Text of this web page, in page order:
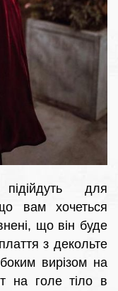
для
вам хочеться
що він буде
з декольте
вирізом на
на голе тіло в